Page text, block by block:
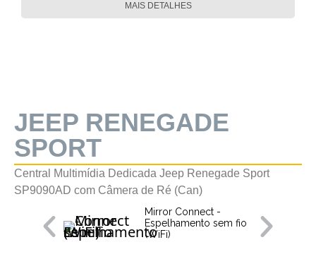
MAIS DETALHES
JEEP RENEGADE
SPORT
Central Multimídia Dedicada Jeep Renegade Sport
SP9090AD com Câmera de Ré (Can)
Mirror Connect -
Espelhamento sem fio
(WiFi)